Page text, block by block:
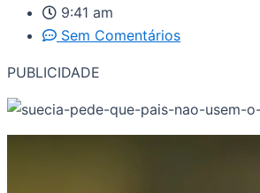
9:41 am
Sem Comentários
PUBLICIDADE